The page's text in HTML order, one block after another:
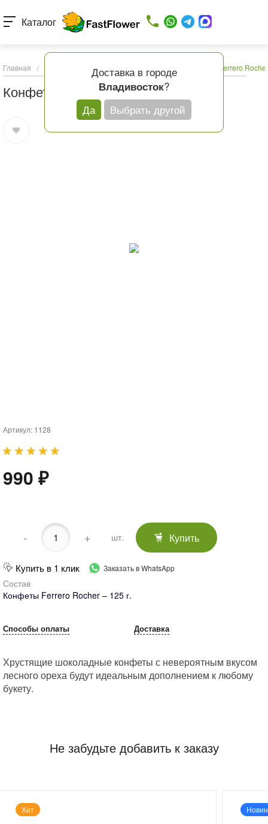
Доставка в городе
Владивосток?
Да
Выбрать другой
Каталог
Главная / Каталог товаров Конфеты Ferrero Roche
Конфеты Ferrero Roche 125 г
Артикул: 1128
990 ₽
- + шт. Купить
Купить в 1 клик Заказать в WhatsApp
Состав
Конфеты Ferrero Rocher – 125 г.
Способы оплаты Доставка
Хрустящие шоколадные конфеты с невероятным вкусом
лесного ореха будут идеальным дополнением к любому
букету.
Не забудьте добавить к заказу
Хит